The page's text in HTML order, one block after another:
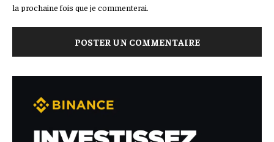
la prochaine fois que je commenterai.